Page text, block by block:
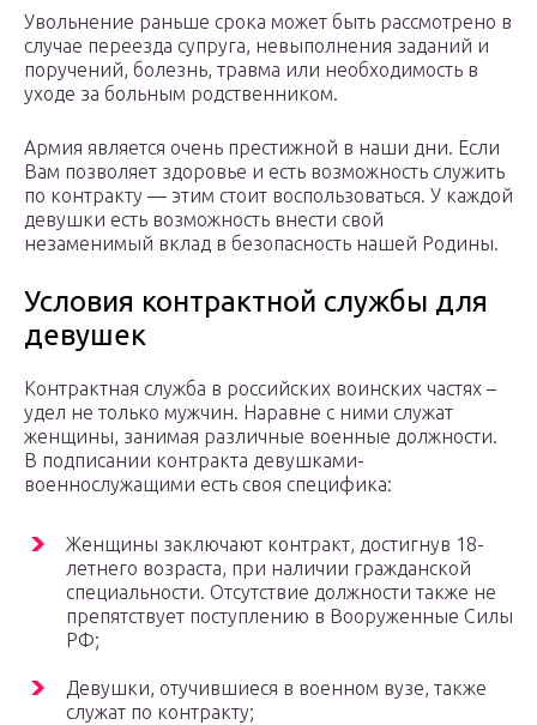
Увольнение раньше срока может быть рассмотрено в
случае переезда супруга, невыполнения заданий и
поручений, болезнь, травма или необходимость в
уходе за больным родственником.
Армия является очень престижной в наши дни. Если
Вам позволяет здоровье и есть возможность служить
по контракту — этим стоит воспользоваться. У каждой
девушки есть возможность внести свой
незаменимый вклад в безопасность нашей Родины.
Условия контрактной службы для
девушек
Контрактная служба в российских воинских частях –
удел не только мужчин. Наравне с ними служат
женщины, занимая различные военные должности.
В подписании контракта девушками-
военнослужащими есть своя специфика:
Женщины заключают контракт, достигнув 18-
летнего возраста, при наличии гражданской
специальности. Отсутствие должности также не
препятствует поступлению в Вооруженные Силы
РФ;
Девушки, отучившиеся в военном вузе, также
служат по контракту;